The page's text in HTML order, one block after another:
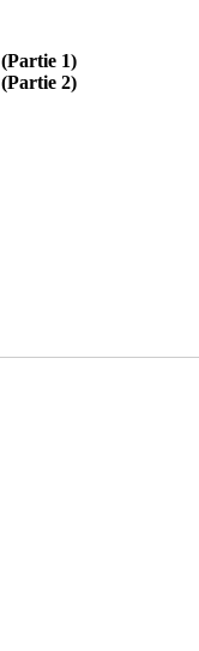
(Partie 1)
(Partie 2)